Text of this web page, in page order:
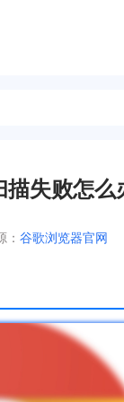
失败怎么
： 谷歌浏览器官网